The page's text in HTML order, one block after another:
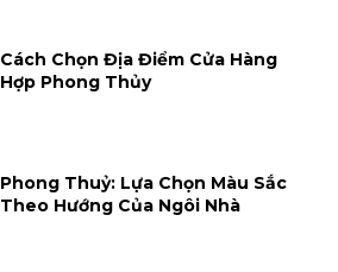
Cách Chọn Địa Điểm Cửa Hàng
Hợp Phong Thủy
Phong Thuỷ: Lựa Chọn Màu Sắc
Theo Hướng Của Ngôi Nhà